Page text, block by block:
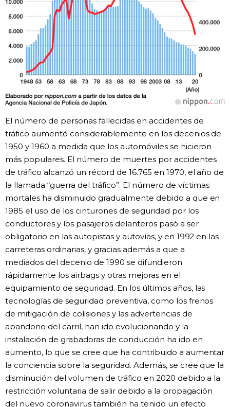
El número de personas fallecidas en accidentes de
tráfico aumentó considerablemente en los decenios de
1950 y 1960 a medida que los automóviles se hicieron
más populares. El número de muertes por accidentes
de tráfico alcanzó un récord de 16.765 en 1970, el año de
la llamada “guerra del tráfico”. El número de víctimas
mortales ha disminuido gradualmente debido a que en
1985 el uso de los cinturones de seguridad por los
conductores y los pasajeros delanteros pasó a ser
obligatorio en las autopistas y autovías, y en 1992 en las
carreteras ordinarias, y gracias además a que a
mediados del decenio de 1990 se difundieron
rápidamente los airbags y otras mejoras en el
equipamiento de seguridad. En los últimos años, las
tecnologías de seguridad preventiva, como los frenos
de mitigación de colisiones y las advertencias de
abandono del carril, han ido evolucionando y la
instalación de grabadoras de conducción ha ido en
aumento, lo que se cree que ha contribuido a aumentar
la conciencia sobre la seguridad. Además, se cree que la
disminución del volumen de tráfico en 2020 debido a la
restricción voluntaria de salir debido a la propagación
del nuevo coronavirus también ha tenido un efecto